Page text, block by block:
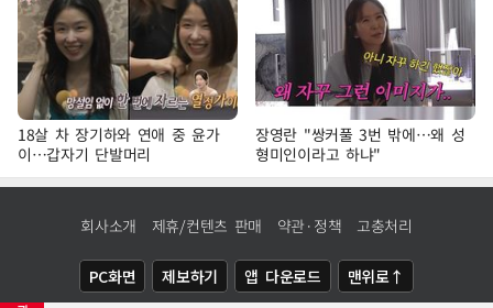
18살 차 장기하와 연애 중 윤가
이…갑자기 단발머리
장영란 "쌍커풀 3번 밖에…왜 성
형미인이라고 하냐"
회사소개 제휴/컨텐츠 판매 약관·정책 고충처리
PC화면 제보하기 앱 다운로드 맨위로↑